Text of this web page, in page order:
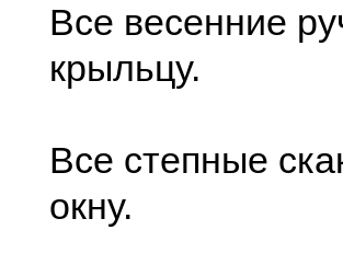
Все весенние
крыльцу.
Все степные
окну.